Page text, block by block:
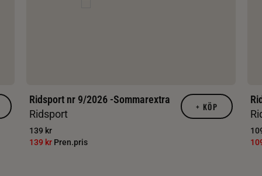
Ridsport nr 9/2026 -Sommarextra
Ridsport
139 kr
139 kr Pren.pris
+ KÖP